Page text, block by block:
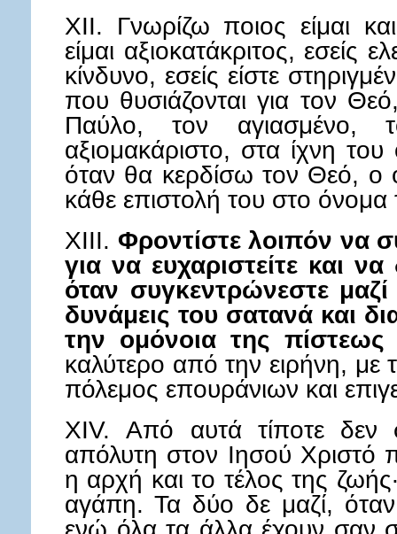
XII. Γνωρίζω ποιος είμαι
είμαι αξιοκατάκριτος, εσείς
κίνδυνο, εσείς είστε
που θυσιάζονται για τον
Παύλο, τον αγιασμένο,
αξιομακάριστο, στα ίχνη
όταν θα κερδίσω τον Θεό, ο
κάθε επιστολή του στο
XIII. Φροντίστε λοιπόν να
για να ευχαριστείτε και
όταν συγκεντρώνεστε
δυνάμεις του σατανά και
την ομόνοια της πίστεως
καλύτερο από την ειρήνη, με
πόλεμος επουράνιων και
XIV. Από αυτά τίποτε δεν
απόλυτη στον Ιησού Χριστό
η αρχή και το τέλος της
αγάπη. Τα δύο δε μαζί, όταν